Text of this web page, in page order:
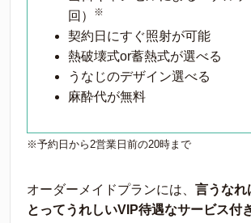
回）
※
契約日にすぐ照射が可能
熱破壊式or蓄熱式が選べる
うなじのデザイン選べる
麻酔代が無料
※予約日から2営業日前の20時まで
オーダーメイドプランには、 言うなれ
とってうれしいVIP待遇なサービス付